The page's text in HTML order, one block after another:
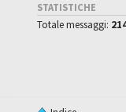
STATISTICHE
Totale messaggi: